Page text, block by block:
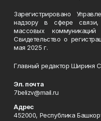
Зарегистрировано
надзору в сфере связи,
массовых
Свидетельство о
мая 2025 г.
Главный редактор Шириня
Эл. почта
7belizv@mail.ru
Адрес
452000, Республика